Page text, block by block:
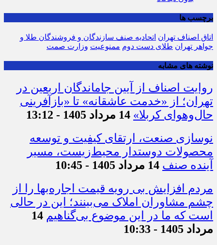
برچسب ها
اتاق اصناف تهران اتحادیه صنف سازندگان و فروشندگان طلا و
جواهر تهران طلای دست دوم ممنوعیت وزارت صمت
نوشته های مشابه
روایت اصناف از آیین جاماندگان اربعین در
تهران؛ از «خدمت عاشقانه» تا «بازآفرینی
حال‌وهوای کربلا» 14 مرداد 1405 - 13:12
نوسازی صنعت، ارتقای کیفیت و توسعه
محصولات دوستدار محیط‌زیست، مسیر
آینده صنف 14 مرداد 1405 - 10:45
مردم افزایش بی رویه قیمت اجاره‌بها را از
چشم مشاوران املاک می‌بینند؛ این در حالی
است که ما در این موضوع بی‌گناهیم 14
مرداد 1405 - 10:33